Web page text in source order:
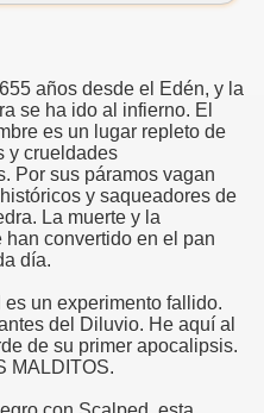
años desde el Edén, y la
se ha ido al infierno. El
es un lugar repleto de
y crueldades
Por sus páramos vagan
y saqueadores de
La muerte y la
han convertido en el pan
día.
es un experimento fallido.
del Diluvio. He aquí al
de su primer apocalipsis.
MALDITOS.